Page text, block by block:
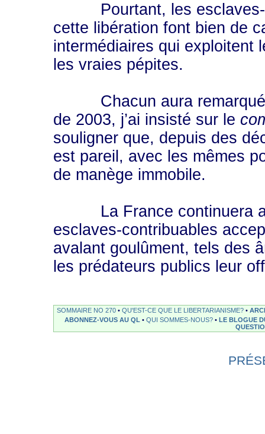
Pourtant, les esclaves-
cette libération font bien de
intermédiaires qui exploitent
les vraies pépites.
Chacun aura remarqué
de 2003, j’ai insisté sur le
souligner que, depuis des
est pareil, avec les mêmes
de manège immobile.
La France continuera
esclaves-contribuables
avalant goulûment, tels des
les prédateurs publics leur
SOMMAIRE NO 270• QU'EST-CE QUE LE LIBERTARIANISME?•
ABONNEZ-VOUS AU QL • QUI SOMMES-NOUS? • LE BLOGUE